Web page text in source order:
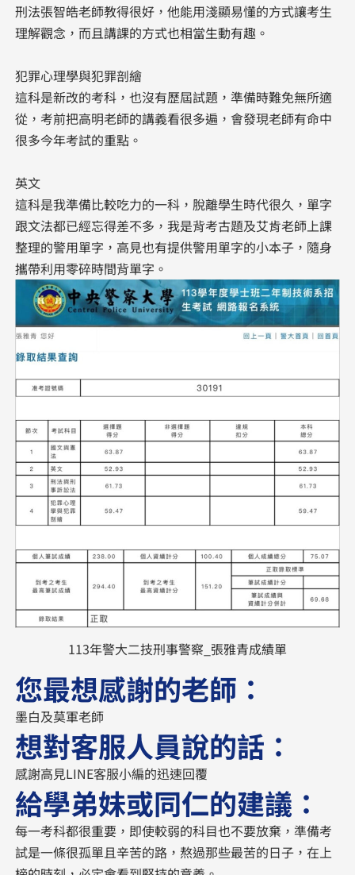
刑法張智皓老師教得很好，他能用淺顯易懂的方式讓考生
理解觀念，而且講課的方式也相當生動有趣。
犯罪心理學與犯罪剖繪
這科是新改的考科，也沒有歷屆試題，準備時難免無所適
從，考前把高明老師的講義看很多遍，會發現老師有命中
很多今年考試的重點。
英文
這科是我準備比較吃力的一科，脫離學生時代很久，單字
跟文法都已經忘得差不多，我是背考古題及艾肯老師上課
整理的警用單字，高見也有提供警用單字的小本子，隨身
攜帶利用零碎時間背單字。
113年警大二技刑事警察_張雅青成績單
您最想感謝的老師：
墨白及莫軍老師
想對客服人員說的話：
感謝高見LINE客服小編的迅速回覆
給學弟妹或同仁的建議：
每一考科都很重要，即使較弱的科目也不要放棄，準備考
試是一條很孤單且辛苦的路，熬過那些最苦的日子，在上